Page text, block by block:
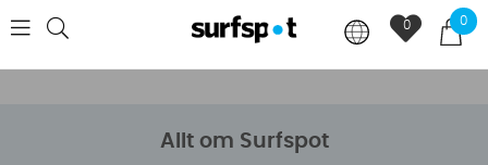
0
0
Allt om Surfspot